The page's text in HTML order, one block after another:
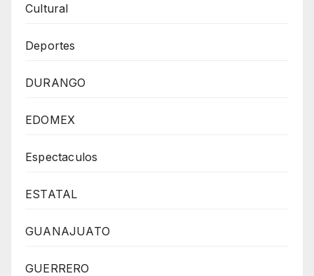
Cultural
Deportes
DURANGO
EDOMEX
Espectaculos
ESTATAL
GUANAJUATO
GUERRERO